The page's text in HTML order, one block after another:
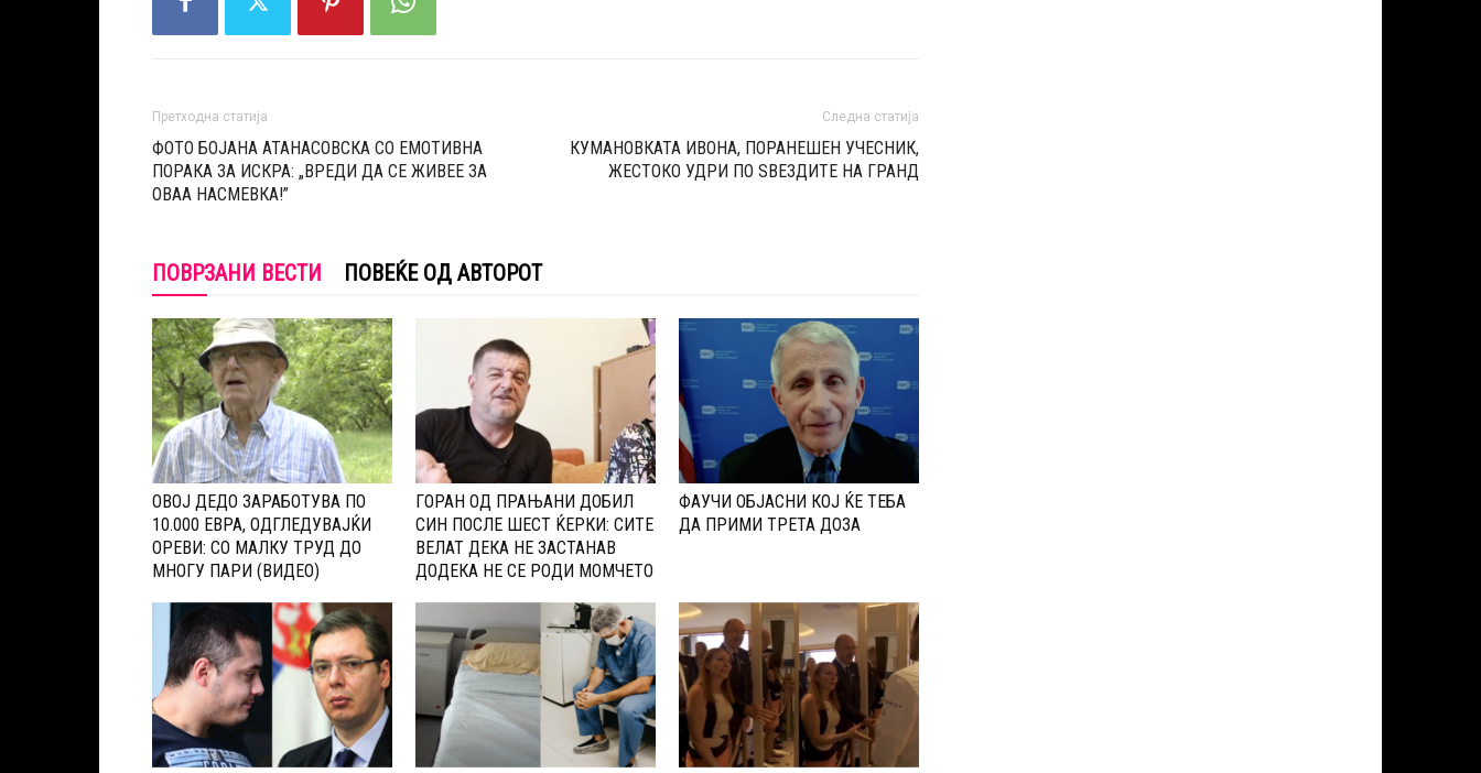
Претходна статија
ФОТО БОЈАНА АТАНАСОВСКА СО ЕМОТИВНА
ПОРАКА ЗА ИСКРА: „ВРЕДИ ДА СЕ ЖИВЕЕ ЗА
ОВАА НАСМЕВКА!”
Следна статија
КУМАНОВКАТА ИВОНА, ПОРАНЕШЕН УЧЕСНИК,
ЖЕСТОКО УДРИ ПО SВЕЗДИТЕ НА ГРАНД
ПОВРЗАНИ ВЕСТИ ПОВЕЌЕ ОД АВТОРОТ
OВОЈ ДЕДО ЗАРАБОТУВА ПО
10.000 ЕВРА, ОДГЛЕДУВАЈЌИ
ОРЕВИ: CО МАЛКУ ТРУД ДО
МНОГУ ПАРИ (ВИДЕО)
ГOРАН ОД ПРАЊАНИ ДОБИЛ
СИН ПОСЛЕ ШЕСТ ЌЕРКИ: СИТЕ
ВЕЛАТ ДЕКА НЕ ЗАСТАНАВ
ДОДЕКА НЕ СЕ РОДИ МОМЧЕТО
ФАУЧИ ОБЈАСНИ КОЈ ЌЕ ТЕБА
ДА ПРИМИ ТРЕТА ДОЗА